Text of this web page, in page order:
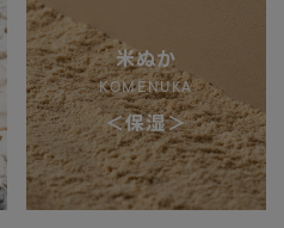
米ぬか
KOMENUKA
＜保湿＞